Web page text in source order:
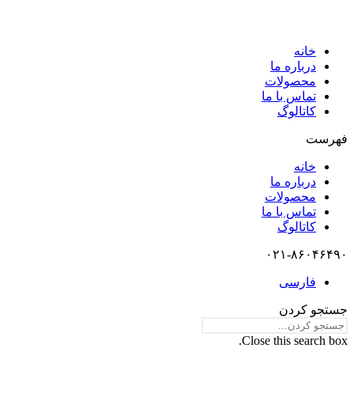
خانه
درباره ما
محصولات
تماس با ما
کاتالوگ
فهرست
خانه
درباره ما
محصولات
تماس با ما
کاتالوگ
۰۲۱-۸۶۰۴۶۴۹۰
فارسی
جستجو کردن
Close this search box.